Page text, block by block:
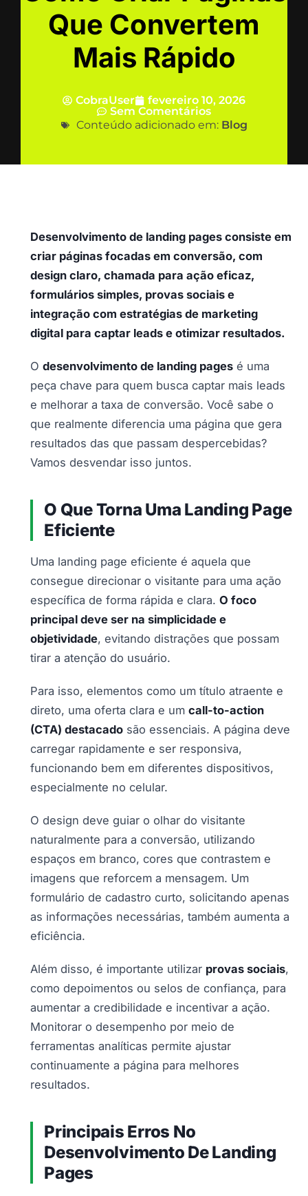
Que Convertem
Mais Rápido
CobraUser
fevereiro 10, 2026
Sem Comentários
Conteúdo adicionado em: Blog
Desenvolvimento de landing pages consiste em
criar páginas focadas em conversão, com
design claro, chamada para ação eficaz,
formulários simples, provas sociais e
integração com estratégias de marketing
digital para captar leads e otimizar resultados.
O desenvolvimento de landing pages é uma
peça chave para quem busca captar mais leads
e melhorar a taxa de conversão. Você sabe o
que realmente diferencia uma página que gera
resultados das que passam despercebidas?
Vamos desvendar isso juntos.
O Que Torna Uma Landing Page
Eficiente
Uma landing page eficiente é aquela que
consegue direcionar o visitante para uma ação
específica de forma rápida e clara. O foco
principal deve ser na simplicidade e
objetividade, evitando distrações que possam
tirar a atenção do usuário.
Para isso, elementos como um título atraente e
direto, uma oferta clara e um call-to-action
(CTA) destacado são essenciais. A página deve
carregar rapidamente e ser responsiva,
funcionando bem em diferentes dispositivos,
especialmente no celular.
O design deve guiar o olhar do visitante
naturalmente para a conversão, utilizando
espaços em branco, cores que contrastem e
imagens que reforcem a mensagem. Um
formulário de cadastro curto, solicitando apenas
as informações necessárias, também aumenta a
eficiência.
Além disso, é importante utilizar provas sociais,
como depoimentos ou selos de confiança, para
aumentar a credibilidade e incentivar a ação.
Monitorar o desempenho por meio de
ferramentas analíticas permite ajustar
continuamente a página para melhores
resultados.
Principais Erros No
Desenvolvimento De Landing
Pages